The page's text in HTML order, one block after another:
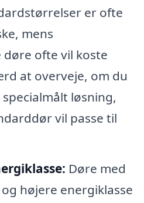
er ofte
mens
ofte vil koste
at overveje, om du
løsning,
vil passe til
Døre med
højere energiklasse